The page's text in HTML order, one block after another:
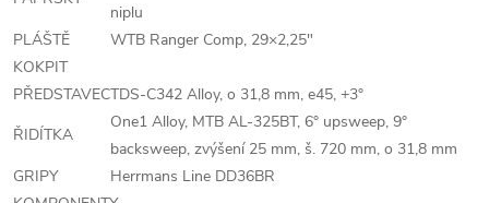
niplu
PLÁŠTĚ
WTB Ranger Comp, 29×2,25"
KOKPIT
PŘEDSTAVECTDS-C342 Alloy, o 31,8 mm, e45, +3°
ŘIDÍTKA
One1 Alloy, MTB AL-325BT, 6° upsweep, 9°
backsweep, zvýšení 25 mm, š. 720 mm, o 31,8 mm
GRIPY
Herrmans Line DD36BR